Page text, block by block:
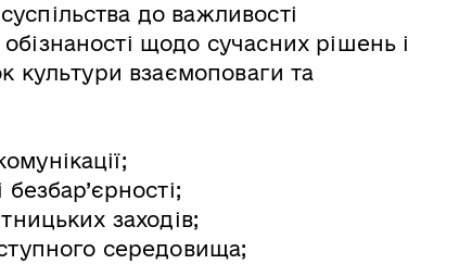
до важливості
щодо сучасних рішень і
культури взаємоповаги та
заходів;
середовища;